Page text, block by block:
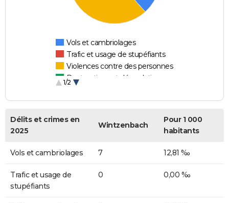
Vols et cambriolages
Trafic et usage de stupéfiants
Violences contre des personnes
Destructions et dégradations
1/2
Délits et crimes en
2025
Wintzenbach
Pour 1 000
habitants
Vols et cambriolages 7 12,81 ‰
Trafic et usage de
stupéfiants
0 0,00 ‰